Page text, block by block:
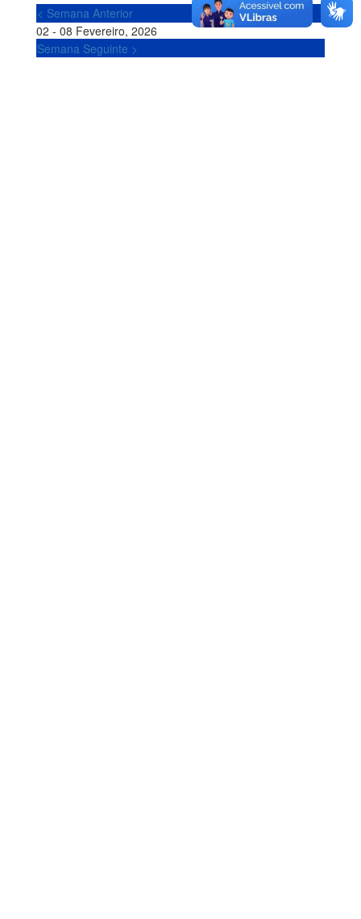
< Semana Anterior
02 - 08 Fevereiro, 2026
Semana Seguinte >